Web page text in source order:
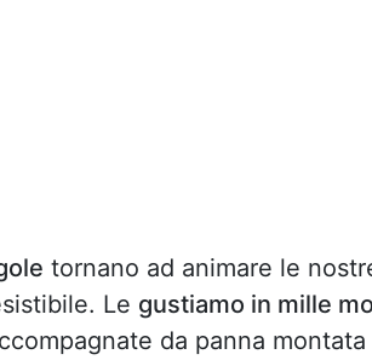
tornano ad animare le
Le gustiamo in mille
da panna